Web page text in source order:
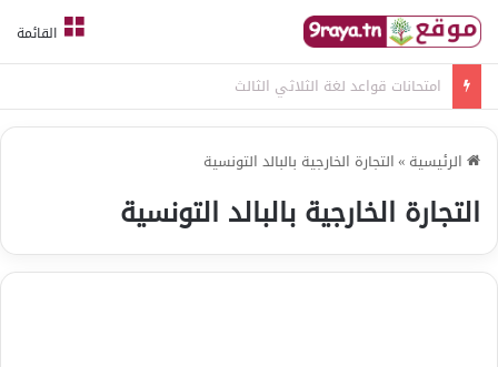
القائمة
امتحانات قواعد لغة الثلاثي الثالث
الرئيسية »التجارة الخارجية بالبالد التونسية
التجارة الخارجية بالبالد التونسية